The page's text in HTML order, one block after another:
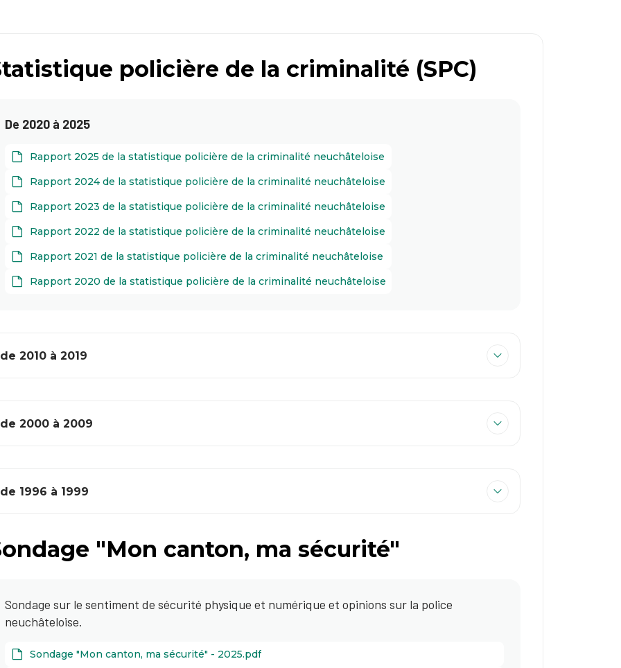
policière de la criminalité (SPC)
De 2020 à 2025
Rapport 2025 de la statistique policière de la criminalité neuchâteloise
Rapport 2024 de la statistique policière de la criminalité neuchâteloise
Rapport 2023 de la statistique policière de la criminalité neuchâteloise
Rapport 2022 de la statistique policière de la criminalité neuchâteloise
Rapport 2021 de la statistique policière de la criminalité neuchâteloise
Rapport 2020 de la statistique policière de la criminalité neuchâteloise
de 2010 à 2019
de 2000 à 2009
de 1996 à 1999
"Mon canton, ma sécurité"
Sondage sur le sentiment de sécurité physique et numérique et opinions sur la police
neuchâteloise.
Sondage "Mon canton, ma sécurité" - 2025.pdf